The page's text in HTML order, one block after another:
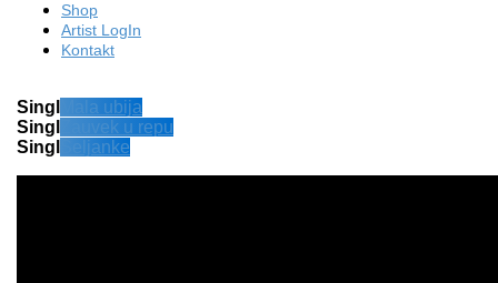
Shop
Artist LogIn
Kontakt
Singl
Mala ubija
Singl
Zauvek u repu
Singl
Seljanke